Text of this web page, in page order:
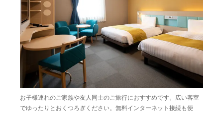
お子様連れのご家族や友人同士のご旅行におすすめです。広い客室
でゆったりとおくつろぎください。無料インターネット接続も便